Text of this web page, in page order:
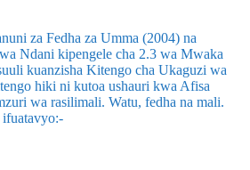
za Fedha za Umma (2004) na
Ndani kipengele cha 2.3 wa Mwaka
kuanzisha Kitengo cha Ukaguzi wa
hiki ni kutoa ushauri kwa Afisa
wa rasilimali. Watu, fedha na mali.